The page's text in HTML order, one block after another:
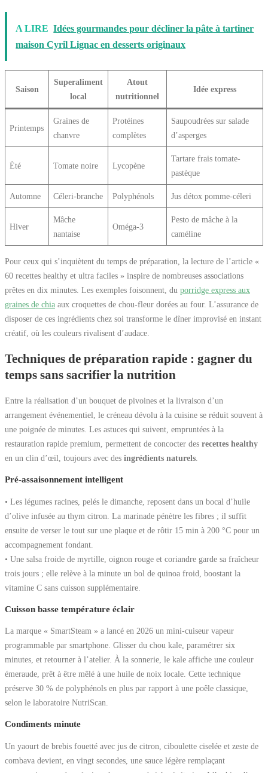
A LIRE Idées gourmandes pour décliner la pâte à tartiner
maison Cyril Lignac en desserts originaux
Saison
Superaliment
local
Atout
nutritionnel
Idée express
Printemps
Graines de
chanvre
Protéines
complètes
Saupoudrées sur salade
d’asperges
Été Tomate noire Lycopène
Tartare frais tomate-
pastèque
Automne Céleri-branche Polyphénols Jus détox pomme-céleri
Hiver
Mâche
nantaise
Oméga-3
Pesto de mâche à la
caméline
Pour ceux qui s’inquiètent du temps de préparation, la lecture de l’article «
60 recettes healthy et ultra faciles » inspire de nombreuses associations
prêtes en dix minutes. Les exemples foisonnent, du porridge express aux
graines de chia aux croquettes de chou-fleur dorées au four. L’assurance de
disposer de ces ingrédients chez soi transforme le dîner improvisé en instant
créatif, où les couleurs rivalisent d’audace.
Techniques de préparation rapide : gagner du
temps sans sacrifier la nutrition
Entre la réalisation d’un bouquet de pivoines et la livraison d’un
arrangement événementiel, le créneau dévolu à la cuisine se réduit souvent à
une poignée de minutes. Les astuces qui suivent, empruntées à la
restauration rapide premium, permettent de concocter des recettes healthy
en un clin d’œil, toujours avec des ingrédients naturels
Pré-assaisonnement intelligent
• Les légumes racines, pelés le dimanche, reposent dans un bocal d’huile
d’olive infusée au thym citron. La marinade pénètre les fibres ; il suffit
ensuite de verser le tout sur une plaque et de rôtir 15 min à 200 °C pour un
accompagnement fondant.
• Une salsa froide de myrtille, oignon rouge et coriandre garde sa fraîcheur
trois jours ; elle relève à la minute un bol de quinoa froid, boostant la
vitamine C sans cuisson supplémentaire.
Cuisson basse température éclair
La marque « SmartSteam » a lancé en 2026 un mini-cuiseur vapeur
programmable par smartphone. Glisser du chou kale, paramétrer six
minutes, et retourner à l’atelier. À la sonnerie, le kale affiche une couleur
émeraude, prêt à être mêlé à une huile de noix locale. Cette technique
préserve 30 % de polyphénols en plus par rapport à une poêle classique,
selon le laboratoire NutriScan.
Condiments minute
Un yaourt de brebis fouetté avec jus de citron, ciboulette ciselée et zeste de
combava devient, en vingt secondes, une sauce légère remplaçant